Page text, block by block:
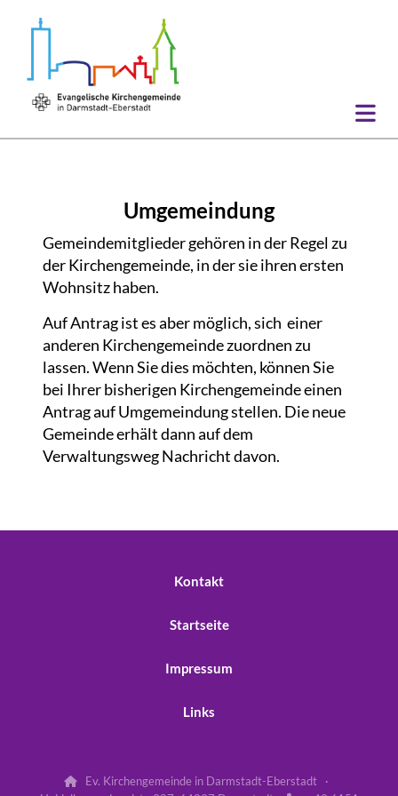
Umgemeindung
Gemeindemitglieder gehören in der Regel zu
der Kirchengemeinde, in der sie ihren ersten
Wohnsitz haben.
Auf Antrag ist es aber möglich, sich einer
anderen Kirchengemeinde zuordnen zu
lassen. Wenn Sie dies möchten, können Sie
bei Ihrer bisherigen Kirchengemeinde einen
Antrag auf Umgemeindung stellen. Die neue
Gemeinde erhält dann auf dem
Verwaltungsweg Nachricht davon.
Kontakt
Startseite
Impressum
Links

Ev. Kirchengemeinde in Darmstadt-Eberstadt ·